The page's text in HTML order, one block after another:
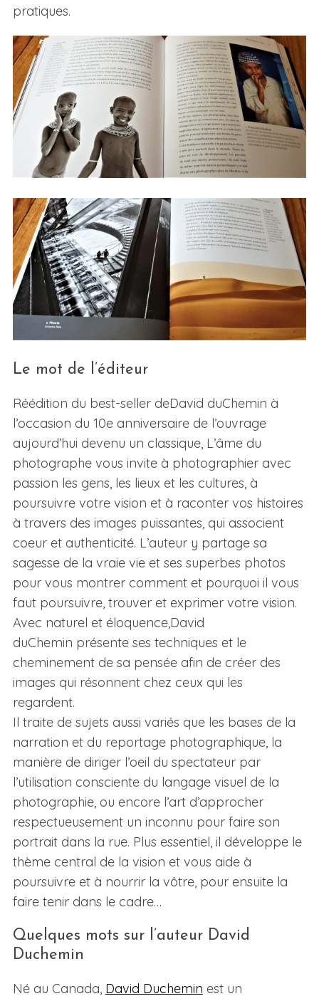
pratiques.
Le mot de l’éditeur
Réédition du best-seller deDavid duChemin à
l’occasion du 10e anniversaire de l’ouvrage
aujourd’hui devenu un classique, L’âme du
photographe vous invite à photographier avec
passion les gens, les lieux et les cultures, à
poursuivre votre vision et à raconter vos histoires
à travers des images puissantes, qui associent
coeur et authenticité. L’auteur y partage sa
sagesse de la vraie vie et ses superbes photos
pour vous montrer comment et pourquoi il vous
faut poursuivre, trouver et exprimer votre vision.
Avec naturel et éloquence,David
duChemin présente ses techniques et le
cheminement de sa pensée afin de créer des
images qui résonnent chez ceux qui les
regardent.
Il traite de sujets aussi variés que les bases de la
narration et du reportage photographique, la
manière de diriger l’oeil du spectateur par
l’utilisation consciente du langage visuel de la
photographie, ou encore l’art d’approcher
respectueusement un inconnu pour faire son
portrait dans la rue. Plus essentiel, il développe le
thème central de la vision et vous aide à
poursuivre et à nourrir la vôtre, pour ensuite la
faire tenir dans le cadre…
Quelques mots sur l’auteur David
Duchemin
Né au Canada, David Duchemin est un